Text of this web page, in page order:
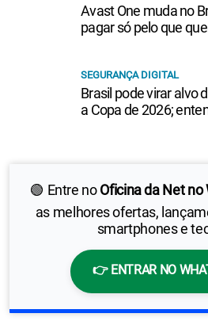
🟢 Entre noOficina da Net no
as melhores ofertas,
smartphones e
👉 ENTRAR NO
Avast One muda no
pagar só pelo que
SEGURANÇA DIGITAL
Brasil pode virar alvo
a Copa de 2026;